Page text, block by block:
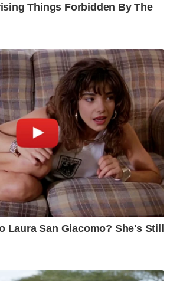
Things Forbidden By The
Laura San Giacomo? She's Still